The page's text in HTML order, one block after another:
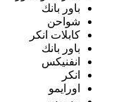
باور بانك
شواحن
كابلات انكر
باور بانك
انفنيكس
انكر
اورايمو